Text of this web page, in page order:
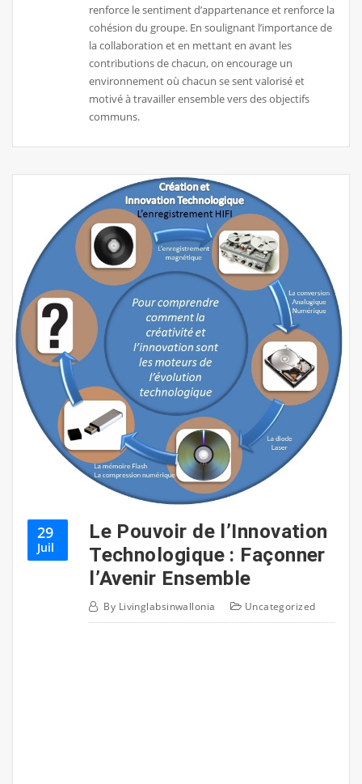
renforce le sentiment d’appartenance et renforce la
cohésion du groupe. En soulignant l’importance de
la collaboration et en mettant en avant les
contributions de chacun, on encourage un
environnement où chacun se sent valorisé et
motivé à travailler ensemble vers des objectifs
communs.
29
Juil
Le Pouvoir de l’Innovation
Technologique : Façonner
l’Avenir Ensemble
By Livinglabsinwallonia Uncategorized